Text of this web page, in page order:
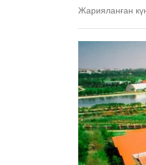
Жарияланған